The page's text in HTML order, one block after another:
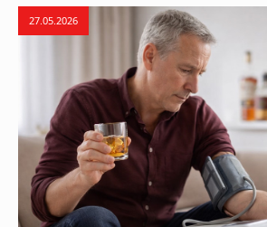
27.05.2026